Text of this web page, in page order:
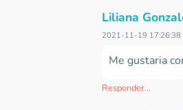
Liliana
2021-11-19 17:26:38
Me gustaria
Responder...